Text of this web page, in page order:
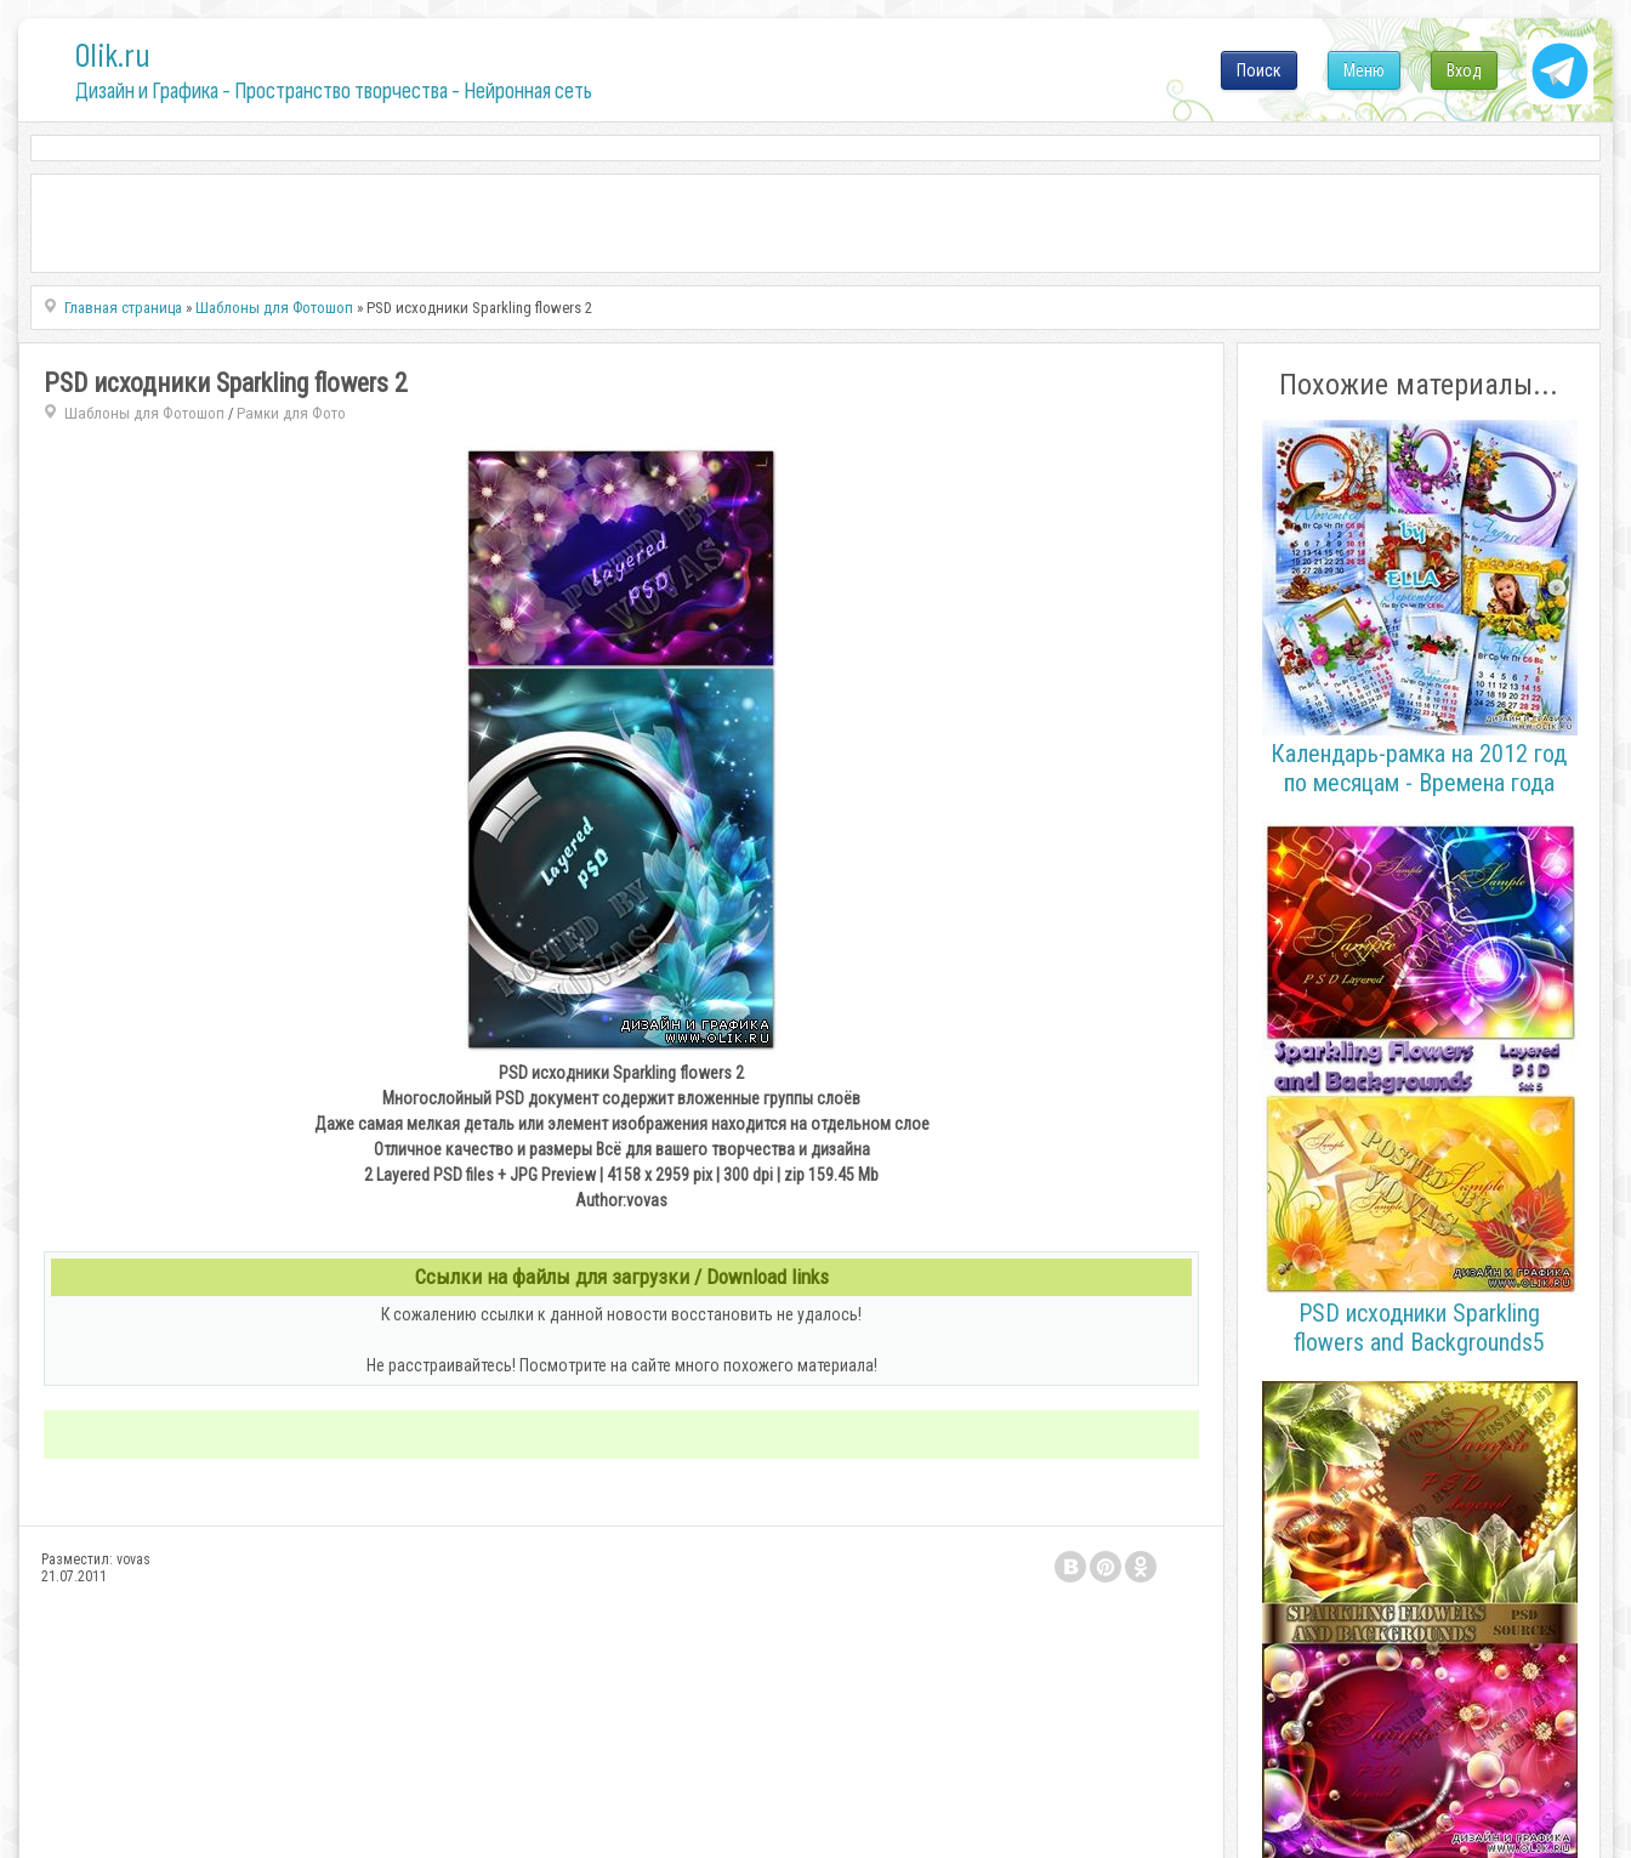
0lik.ru
Дизайн и Графика - Пространство творчества - Нейронная сеть
Вход
Меню
Поиск
Главная страница »Шаблоны для Фотошоп » PSD исходники Sparkling flowers 2
PSD исходники Sparkling flowers 2
Шаблоны для Фотошоп / Рамки для Фото
PSD исходники Sparkling flowers 2
Многослойный PSD документ содержит вложенные группы слоёв
Даже самая мелкая деталь или элемент изображения находится на отдельном слое
Отличное качество и размеры Всё для вашего творчества и дизайна
2 Layered PSD files + JPG Preview | 4158 x 2959 pix | 300 dpi | zip 159.45 Mb
Author:vovas
Ссылки на файлы для загрузки / Download links
К сожалению ссылки к данной новости восстановить не удалось!
Не расстраивайтесь! Посмотрите на сайте много похожего материала!
Разместил: vovas
21.07.2011
Похожие материалы...
Календарь-рамка на 2012 год
по месяцам - Времена года
PSD исходники Sparkling
flowers and Backgrounds5